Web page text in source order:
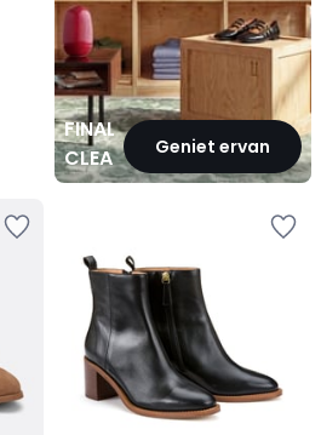
FINAL
CLEARANCEGeniet ervan